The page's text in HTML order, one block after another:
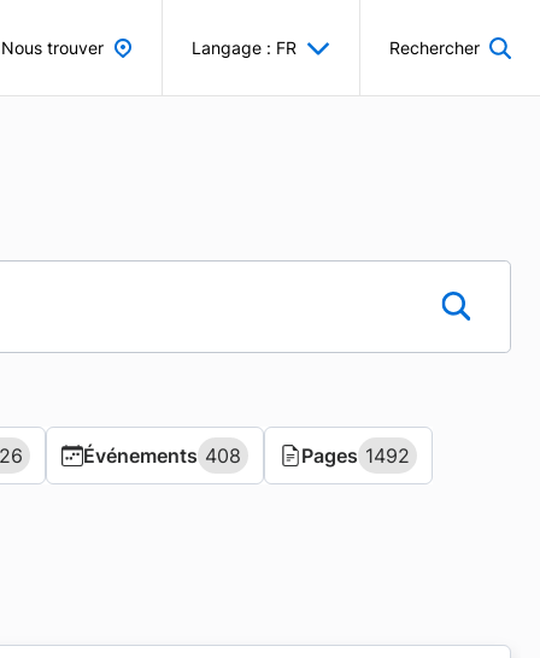
Nous trouver Langage : FR Rechercher
Événements 408
Événements 408 Pages 1492
Pages 1492